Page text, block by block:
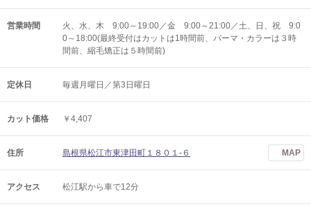
営業時間
火、水、木 9:00～19:00／金 9:00～21:00／土、日、祝 9:0
0～18:00(最終受付はカットは1時間前、パーマ・カラーは３時
間前、縮毛矯正は５時間前)
定休日 毎週月曜日／第3日曜日
カット価格 ￥4,407
住所 島根県松江市東津田町１８０１‐６ MAP
アクセス 松江駅から車で12分